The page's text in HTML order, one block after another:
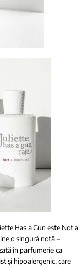
Has a Gun este Not a
o singură notă –
în parfumerie ca
și hipoalergenic, care